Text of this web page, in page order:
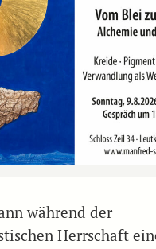
während der
Herrschaft